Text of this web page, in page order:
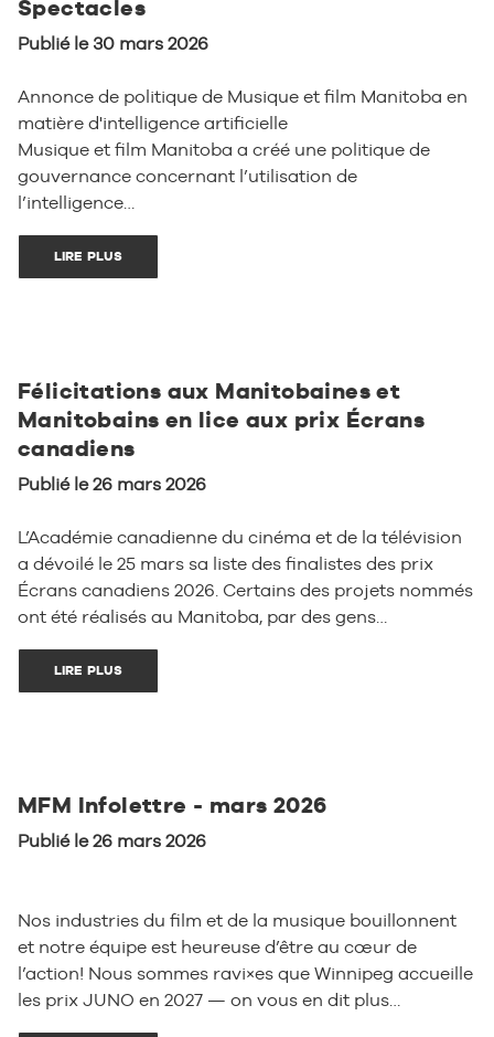
Spectacles
Publié le 30 mars 2026
Annonce de politique de Musique et film Manitoba en
matière d'intelligence artificielle
Musique et film Manitoba a créé une politique de
gouvernance concernant l’utilisation de
l’intelligence…
LIRE PLUS
Félicitations aux Manitobaines et
Manitobains en lice aux prix Écrans
canadiens
Publié le 26 mars 2026
L’Académie canadienne du cinéma et de la télévision
a dévoilé le 25 mars sa liste des finalistes des prix
Écrans canadiens 2026. Certains des projets nommés
ont été réalisés au Manitoba, par des gens…
LIRE PLUS
MFM Infolettre - mars 2026
Publié le 26 mars 2026
Nos industries du film et de la musique bouillonnent
et notre équipe est heureuse d’être au cœur de
l’action! Nous sommes ravi×es que Winnipeg accueille
les prix JUNO en 2027 — on vous en dit plus…